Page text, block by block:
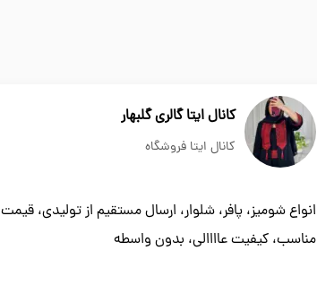
کانال ایتا گالری گلبهار
کانال ایتا فروشگاه
انواع شومیز، پافر، شلوار، ارسال مستقیم از تولیدی، قیمت
مناسب، کیفیت عاااالی، بدون واسطه